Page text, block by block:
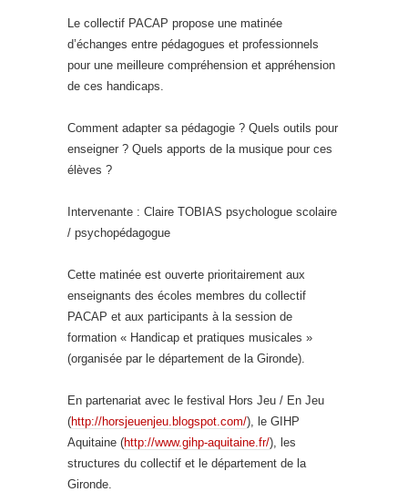
Le collectif PACAP propose une matinée
d’échanges entre pédagogues et professionnels
pour une meilleure compréhension et appréhension
de ces handicaps.
Comment adapter sa pédagogie ? Quels outils pour
enseigner ? Quels apports de la musique pour ces
élèves ?
Intervenante : Claire TOBIAS psychologue scolaire
/ psychopédagogue
Cette matinée est ouverte prioritairement aux
enseignants des écoles membres du collectif
PACAP et aux participants à la session de
formation « Handicap et pratiques musicales »
(organisée par le département de la Gironde).
En partenariat avec le festival Hors Jeu / En Jeu
(http://horsjeuenjeu.blogspot.com/), le GIHP
Aquitaine (http://www.gihp-aquitaine.fr/), les
structures du collectif et le département de la
Gironde.